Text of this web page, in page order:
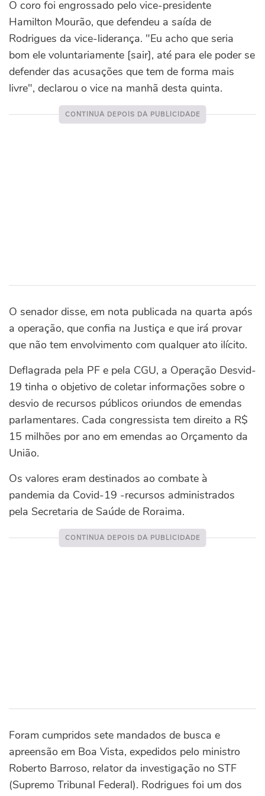
O coro foi engrossado pelo vice-presidente
Hamilton Mourão, que defendeu a saída de
Rodrigues da vice-liderança. "Eu acho que seria
bom ele voluntariamente [sair], até para ele poder se
defender das acusações que tem de forma mais
livre", declarou o vice na manhã desta quinta.
O senador disse, em nota publicada na quarta após
a operação, que confia na Justiça e que irá provar
que não tem envolvimento com qualquer ato ilícito.
Deflagrada pela PF e pela CGU, a Operação Desvid-
19 tinha o objetivo de coletar informações sobre o
desvio de recursos públicos oriundos de emendas
parlamentares. Cada congressista tem direito a R$
15 milhões por ano em emendas ao Orçamento da
União.
Os valores eram destinados ao combate à
pandemia da Covid-19 -recursos administrados
pela Secretaria de Saúde de Roraima.
Foram cumpridos sete mandados de busca e
apreensão em Boa Vista, expedidos pelo ministro
Roberto Barroso, relator da investigação no STF
(Supremo Tribunal Federal). Rodrigues foi um dos